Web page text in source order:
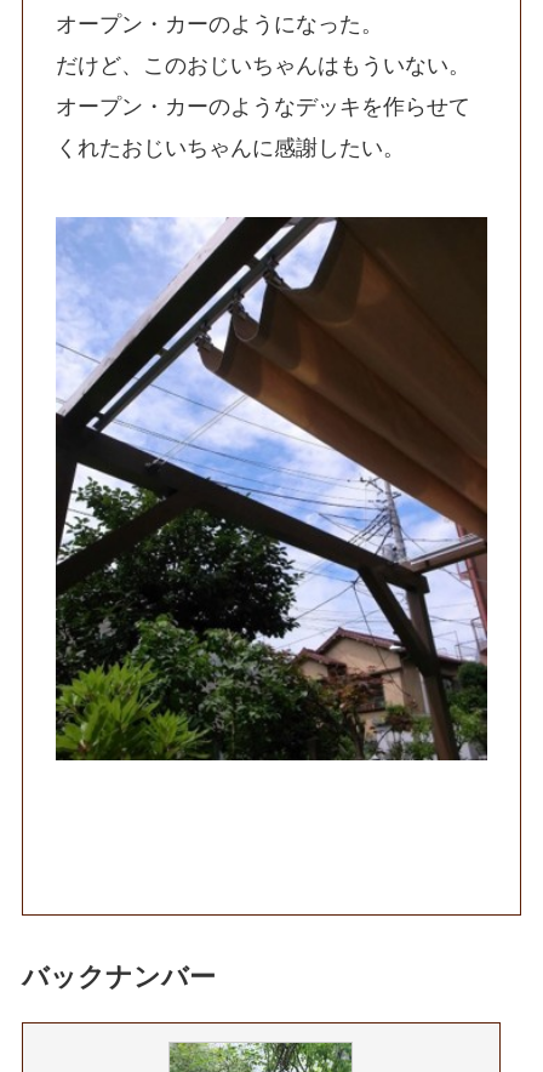
オープン・カーのようになった。
だけど、このおじいちゃんはもういない。
オープン・カーのようなデッキを作らせて
くれたおじいちゃんに感謝したい。
バックナンバー